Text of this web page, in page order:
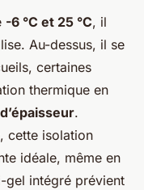
-6 °C et 25 °C, il
Au-dessus, il se
certaines
thermique en
.
cette isolation
idéale, même en
gel intégré prévient